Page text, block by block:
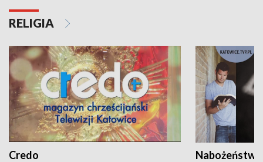
RELIGIA
Credo